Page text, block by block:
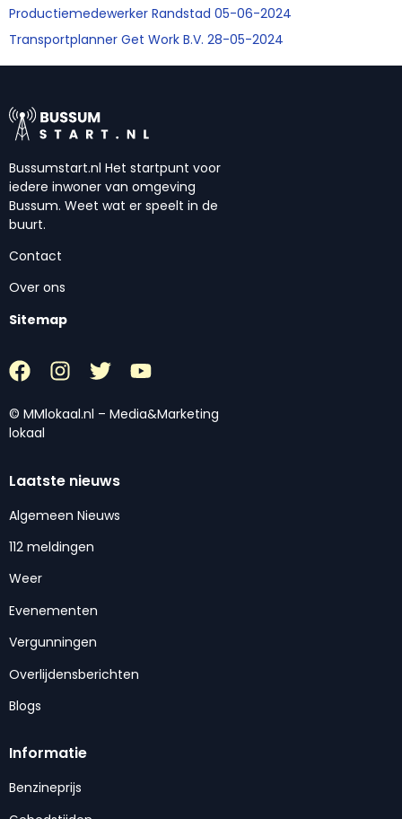
Productiemedewerker Randstad 05-06-2024
Transportplanner Get Work B.V. 28-05-2024
Bussumstart.nl Het startpunt voor
iedere inwoner van omgeving
Bussum. Weet wat er speelt in de
buurt.
Contact
Over ons
Sitemap
© MMlokaal.nl – Media&Marketing
lokaal
Laatste nieuws
Algemeen Nieuws
112 meldingen
Weer
Evenementen
Vergunningen
Overlijdensberichten
Blogs
Informatie
Benzineprijs